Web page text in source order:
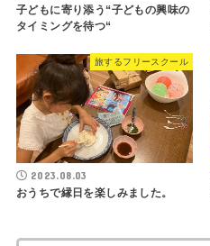
子どもに寄り添う“子どもの興味の
タイミングを待つ“
旅するフリースクール
2023.08.03
おうちで縁日を楽しみました。